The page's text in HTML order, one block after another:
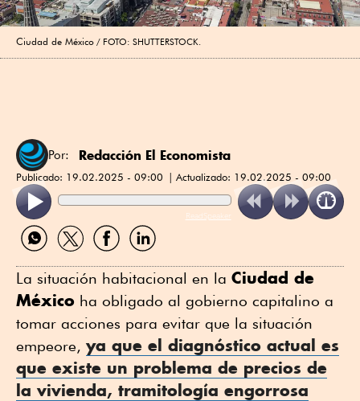
Ciudad de México FOTO: SHUTTERSTOCK.
Por: Redacción El Economista
Publicado: 19.02.2025 - 09:00 Actualizado: 19.02.2025 - 09:00
ReadSpeaker
Compartir
por
Compartir
por
Compartir
por
Compartir
por
La situación habitacional en la Ciudad de
México ha obligado al gobierno capitalino a
tomar acciones para evitar que la situación
empeore, ya que el diagnóstico actual es
que existe un problema de precios de
la vivienda, tramitología engorrosa